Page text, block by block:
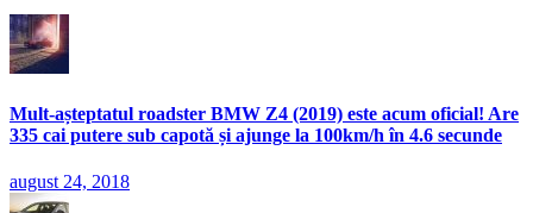
Mult-așteptatul roadster BMW Z4 (2019) este acum oficial! Are
335 cai putere sub capotă și ajunge la 100km/h în 4.6 secunde
august 24, 2018